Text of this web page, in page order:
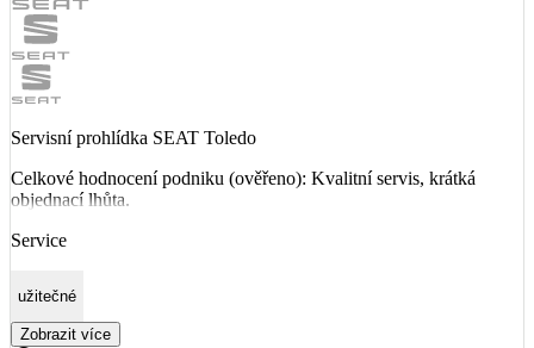
Servisní prohlídka SEAT Toledo
Celkové hodnocení podniku (ověřeno): Kvalitní servis, krátká
objednací lhůta.
Service
užitečné
Zobrazit více